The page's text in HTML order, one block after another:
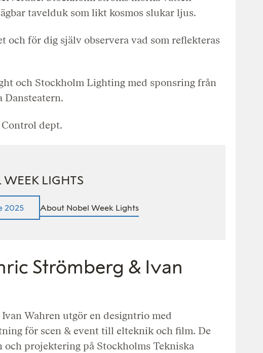
tavelduk som likt kosmos slukar ljus.
för dig själv observera vad som reflekteras
och Stockholm Lighting med sponsring från
Dansteatern.
dept.
WEEK LIGHTS
2025 About Nobel Week Lights
Strömberg & Ivan
Wahren utgör en designtrio med
för scen & event till elteknik och film. De
projektering på Stockholms Tekniska